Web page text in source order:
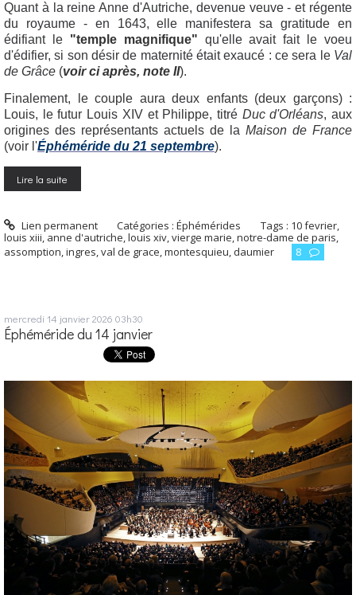
Quant à la reine Anne d'Autriche, devenue veuve - et régente
du royaume - en 1643, elle manifestera sa gratitude en
édifiant le "temple magnifique" qu'elle avait fait le voeu
d'édifier, si son désir de maternité était exaucé : ce sera le Val
de Grâce (voir ci après, note II).
Finalement, le couple aura deux enfants (deux garçons) :
Louis, le futur Louis XIV et Philippe, titré Duc d'Orléans, aux
origines des représentants actuels de la Maison de France
(voir l'Éphéméride du 21 septembre).
Lire la suite
Lien permanent Catégories :Éphémérides Tags : 10 fevrier,
louis xiii, anne d'autriche,louis xiv,vierge marie,notre-dame de paris,
assomption,ingres,val de grace,montesquieu, daumier 8
mercredi 14 janvier 2026 03h30
Éphéméride du 14 janvier